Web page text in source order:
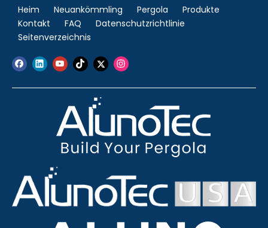
Heim Neuankömmling Pergola
Produkte
Kontakt
FAQ
Datenschutzrichtlinie
Seitenverzeichnis